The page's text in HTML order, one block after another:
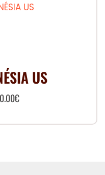
US
€Plage
prix :